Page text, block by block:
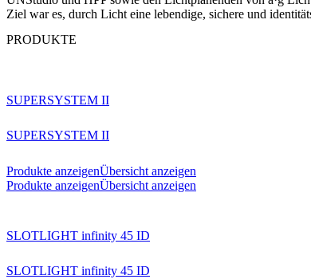
Ziel war es, durch Licht eine lebendige, sichere und
PRODUKTE
SUPERSYSTEM II
SUPERSYSTEM II
Produkte anzeigenÜbersicht anzeigen
Produkte anzeigenÜbersicht anzeigen
SLOTLIGHT infinity 45 ID
SLOTLIGHT infinity 45 ID